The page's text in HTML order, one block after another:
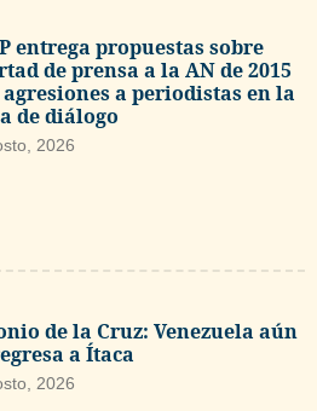
entrega propuestas sobre
de prensa a la AN de 2015
a periodistas en la
de diálogo
2026
de la Cruz: Venezuela aún
a Ítaca
2026